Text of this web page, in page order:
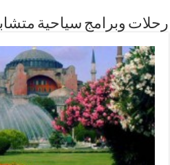
رحلات وبرامج سياحية